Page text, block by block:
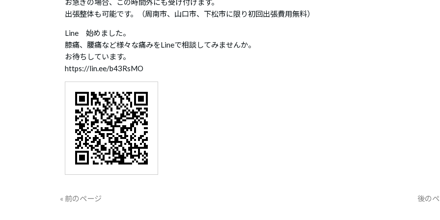
お急ぎの場合、この時間外にも受け付けます。
出張整体も可能です。（周南市、山口市、下松市に限り初回出張費用無料）
Line 始めました。
膝痛、腰痛など様々な痛みをLineで相談してみませんか。
お待ちしています。
https://lin.ee/b43RsMO
« 前のページ 後の